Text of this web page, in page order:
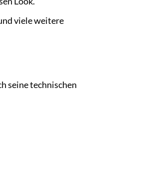
viele weitere
seine technischen